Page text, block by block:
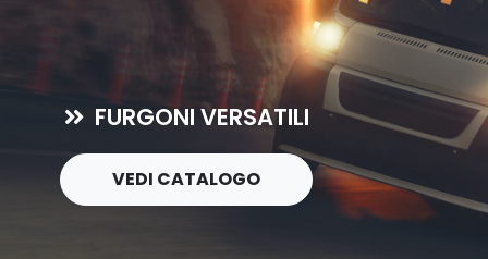
FURGONI VERSATILI
VEDI CATALOGO